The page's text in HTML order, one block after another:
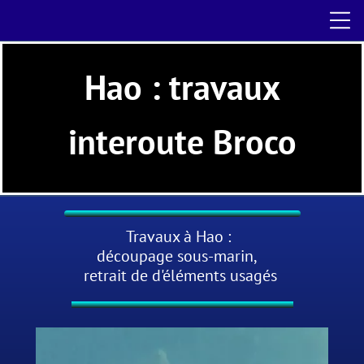
Hao : travaux
interoute Broco
Travaux à Hao :
découpage sous-marin,
retrait de d'éléments usagés